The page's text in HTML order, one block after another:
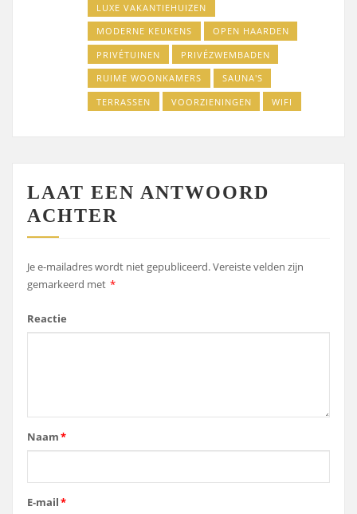
LUXE VAKANTIEHUIZEN
MODERNE KEUKENS
OPEN HAARDEN
PRIVÉTUINEN
PRIVÉZWEMBADEN
RUIME WOONKAMERS
SAUNA'S
TERRASSEN
VOORZIENINGEN WIFI
LAAT EEN ANTWOORD
ACHTER
Je e-mailadres wordt niet gepubliceerd.Vereiste velden zijn
gemarkeerd met *
Reactie
Naam*
E-mail*